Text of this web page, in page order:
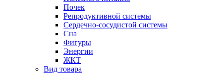
Почек
Репродуктивной системы
Сердечно-сосудистой системы
Сна
Фигуры
Энергии
ЖКТ
Вид товара